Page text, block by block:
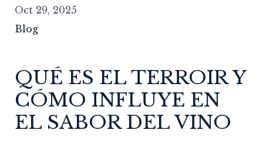
Oct 29, 2025
Blog
QUÉ ES EL TERROIR Y
CÓMO INFLUYE EN
EL SABOR DEL VINO